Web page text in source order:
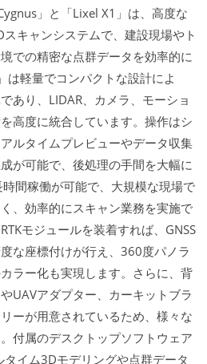
」と「Lixel X1」は、高度な
キャンシステムで、建設現場やト
での精密な点群データを効率的に
は軽量でコンパクトな設計によ
あり、LIDAR、カメラ、モーショ
高度に統合しています。操作はシ
ルタイムプレビューやデータ収集
が可能で、後処理の手間を大幅に
間稼働が可能で、大規模な現場で
、効率的にスキャン業務を実施で
モジュールを装着すれば、GNSS
な座標付けが行え、360度パノラ
ラー化も実現します。さらに、背
UAVアダプター、カーキットブラ
ーが用意されているため、様々な
付属のデスクトップソフトウェア
タイム3Dモデリングや点群データ